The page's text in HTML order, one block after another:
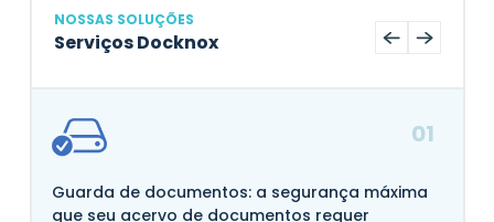
NOSSAS SOLUÇÕES
Serviços Docknox
01
Guarda de documentos: a segurança máxima
que seu acervo de documentos requer